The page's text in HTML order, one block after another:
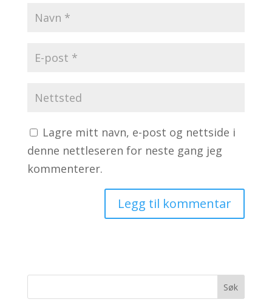
Lagre mitt navn, e-post og nettside i
denne nettleseren for neste gang jeg
kommenterer.